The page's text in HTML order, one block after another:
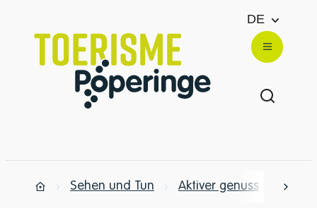
DE
Website
Suche
Menü
Zuhause
Sehen und Tun Aktiver genuss